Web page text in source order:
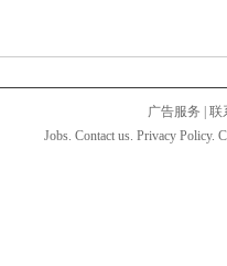
广告服务
联
Jobs. Contact us. Privacy Policy.